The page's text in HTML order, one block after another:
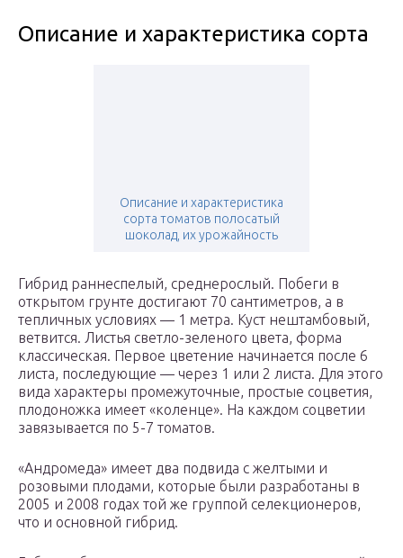
Описание и характеристика сорта
Описание и характеристика
сорта томатов полосатый
шоколад, их урожайность
Гибрид раннеспелый, среднерослый. Побеги в
открытом грунте достигают 70 сантиметров, а в
тепличных условиях — 1 метра. Куст нештамбовый,
ветвится. Листья светло-зеленого цвета, форма
классическая. Первое цветение начинается после 6
листа, последующие — через 1 или 2 листа. Для этого
вида характеры промежуточные, простые соцветия,
плодоножка имеет «коленце». На каждом соцветии
завязывается по 5-7 томатов.
«Андромеда» имеет два подвида с желтыми и
розовыми плодами, которые были разработаны в
2005 и 2008 годах той же группой селекционеров,
что и основной гибрид.